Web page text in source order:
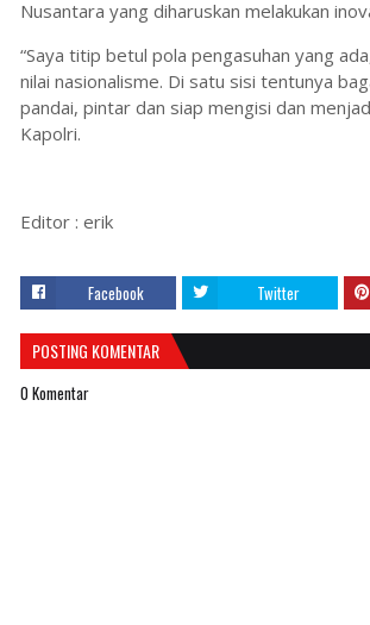
Nusantara yang diharuskan melakukan
“Saya titip betul pola pengasuhan yang
nilai nasionalisme. Di satu sisi tentunya
pandai, pintar dan siap mengisi dan
Kapolri.
Editor : erik
Facebook Twitter
POSTING KOMENTAR
0 Komentar